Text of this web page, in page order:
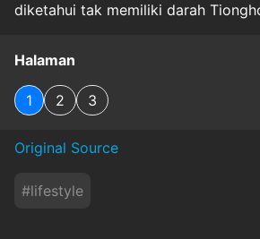
diketahui tak memiliki darah
Halaman
1 2 3
Original Source
#lifestyle